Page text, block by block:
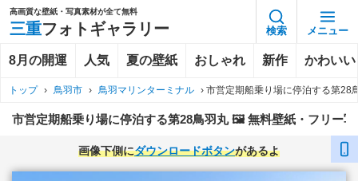
高画質な壁紙・写真素材が全て無料
三重フォトギャラリー 検索 メニュー
8月の開運 人気 夏の壁紙 おしゃれ 新作 かわいい
トップ › 鳥羽市 › 鳥羽マリンターミナル › 市営定期船乗り場に停泊する第28
市営定期船乗り場に停泊する第28鳥羽丸 🖼️ 無料壁紙・フリー写
画像下側にダウンロードボタンがあるよ